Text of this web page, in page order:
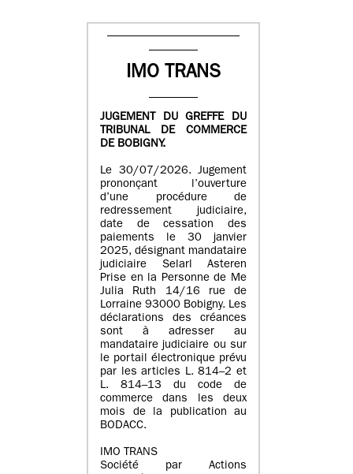
IMO TRANS
JUGEMENT DU GREFFE DU
TRIBUNAL DE COMMERCE
DE BOBIGNY.
Le 30/07/2026. Jugement
prononçant l’ouverture
d’une procédure de
redressement judiciaire,
date de cessation des
paiements le 30 janvier
2025, désignant mandataire
judiciaire Selarl Asteren
Prise en la Personne de Me
Julia Ruth 14/16 rue de
Lorraine 93000 Bobigny. Les
déclarations des créances
sont à adresser au
mandataire judiciaire ou sur
le portail électronique prévu
par les articles L. 814–2 et
L. 814–13 du code de
commerce dans les deux
mois de la publication au
BODACC.
IMO TRANS
Société par Actions